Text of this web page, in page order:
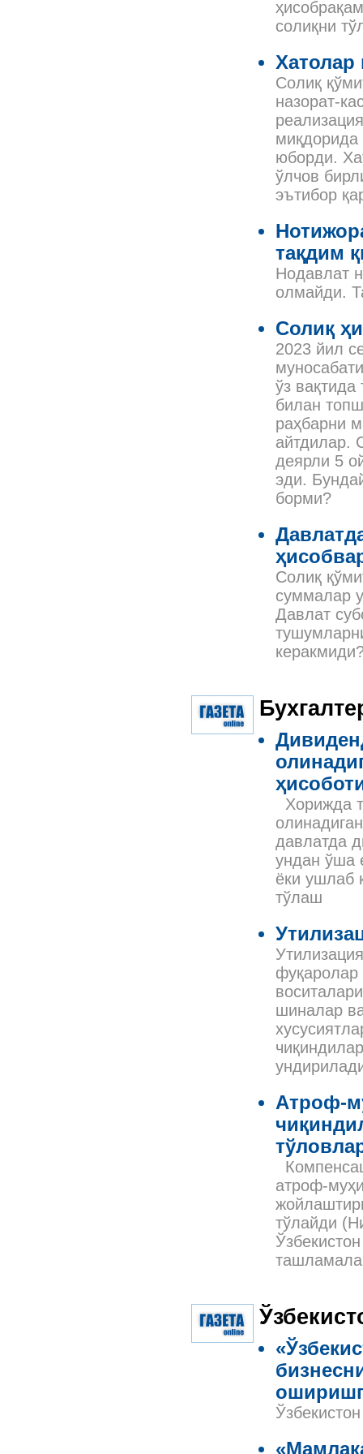
солиқни
Хатолар
Солиқ
назорат-
миқдорида
юборди.
ўлчов
эътибор
тақдим
Нодавлат
олмайди.
Солиқ
2023 йил
ўз
билан
раҳбарни
айтдилар.
деярли 5
эди.
борми?
Солиқ
суммалар
Давлат
Хорижда
давлатда
ундан ўша
ёки ушлаб
тўлаш
фуқаролар
шиналар
Атроф-
атроф-
тўлайди